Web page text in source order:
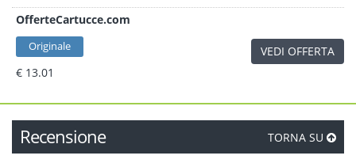
OfferteCartucce.com
Originale
€ 13.01
VEDI OFFERTA
Recensione TORNA SU